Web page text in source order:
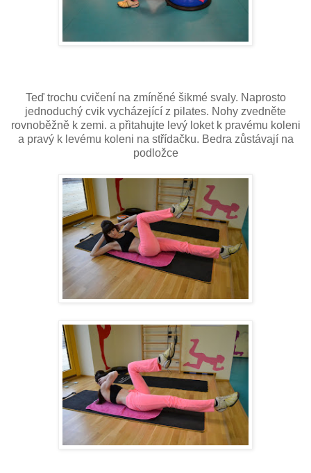
Teď trochu cvičení na zmíněné šikmé svaly. Naprosto
jednoduchý cvik vycházející z pilates. Nohy zvedněte
rovnoběžně k zemi. a přitahujte levý loket k pravému koleni
a pravý k levému koleni na střídačku. Bedra zůstávají na
podložce